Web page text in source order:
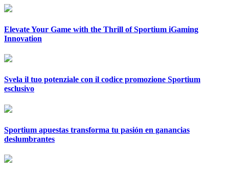
Elevate Your Game with the Thrill of Sportium iGaming
Innovation
Svela il tuo potenziale con il codice promozione Sportium
esclusivo
Sportium apuestas transforma tu pasión en ganancias
deslumbrantes